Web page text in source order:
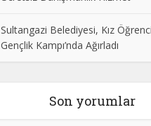
Sultangazi Belediyesi, Kız
Gençlik Kampı’nda Ağırladı
Son yorumlar